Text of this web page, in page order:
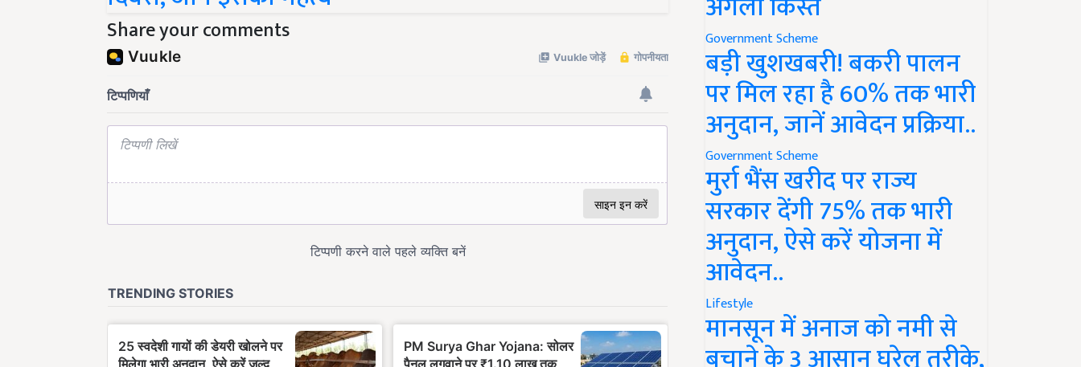
Share your comments Government Scheme
बड़ी खुशखबरी! बकरी पालन
पर मिल रहा है 60% तक भारी
अनुदान, जानें आवेदन प्रक्रिया..
Government Scheme
मुर्रा भैंस खरीद पर राज्य
सरकार देंगी 75% तक भारी
अनुदान, ऐसे करें योजना में
आवेदन..
Lifestyle
मानसून में अनाज को नमी से